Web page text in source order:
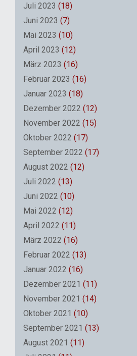
Juli 2023 (18)
Juni 2023 (7)
Mai 2023 (10)
April 2023 (12)
März 2023 (16)
Februar 2023 (16)
Januar 2023 (18)
Dezember 2022 (12)
November 2022 (15)
Oktober 2022 (17)
September 2022 (17)
August 2022 (12)
Juli 2022 (13)
Juni 2022 (10)
Mai 2022 (12)
April 2022 (11)
März 2022 (16)
Februar 2022 (13)
Januar 2022 (16)
Dezember 2021 (11)
November 2021 (14)
Oktober 2021 (10)
September 2021 (13)
August 2021 (11)